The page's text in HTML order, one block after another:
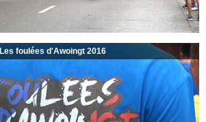
Les foulées d'Awoingt 2016